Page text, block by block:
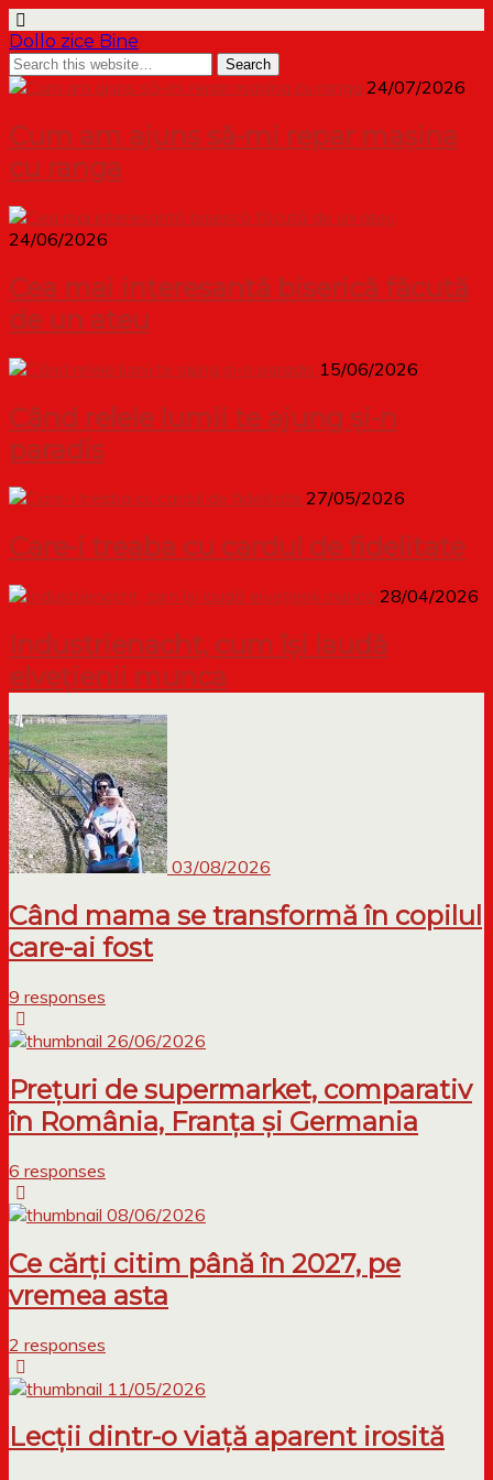
Dollo zice Bine
24/07/2026
Cum am ajuns să-mi repar mașina
cu ranga
24/06/2026
Cea mai interesantă biserică făcută
de un ateu
15/06/2026
Când relele lumii te ajung și-n
paradis
27/05/2026
Care-i treaba cu cardul de fidelitate
28/04/2026
Industrienacht, cum își laudă
elvețienii munca
03/08/2026
Când mama se transformă în copilul
care-ai fost
9 responses
26/06/2026
Prețuri de supermarket, comparativ
în România, Franța și Germania
6 responses
08/06/2026
Ce cărți citim până în 2027, pe
vremea asta
2 responses
11/05/2026
Lecții dintr-o viață aparent irosită